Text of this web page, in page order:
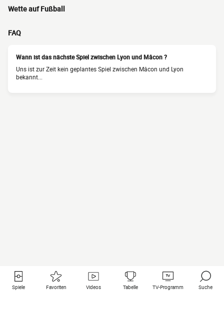
Wette auf Fußball
FAQ
Wann ist das nächste Spiel zwischen Lyon und Mâcon ?
Uns ist zur Zeit kein geplantes Spiel zwischen Mâcon und Lyon
bekannt...
Spiele Favoriten Videos Tabelle TV-Programm Suche